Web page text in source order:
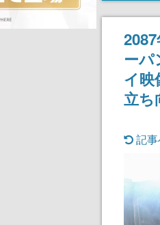
の使用と思
含めて、
わす
ー
イ映
立ち
記